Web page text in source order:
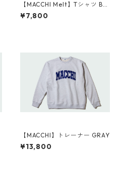
【MACCHI Melt】Tシャツ BL
ACK
¥7,800
【MACCHI】トレーナー GRAY
¥13,800